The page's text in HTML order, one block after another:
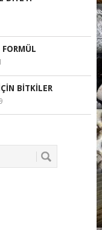
BITKILER